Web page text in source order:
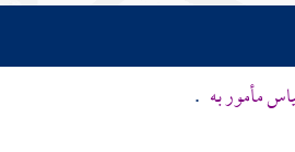
مأمور به .